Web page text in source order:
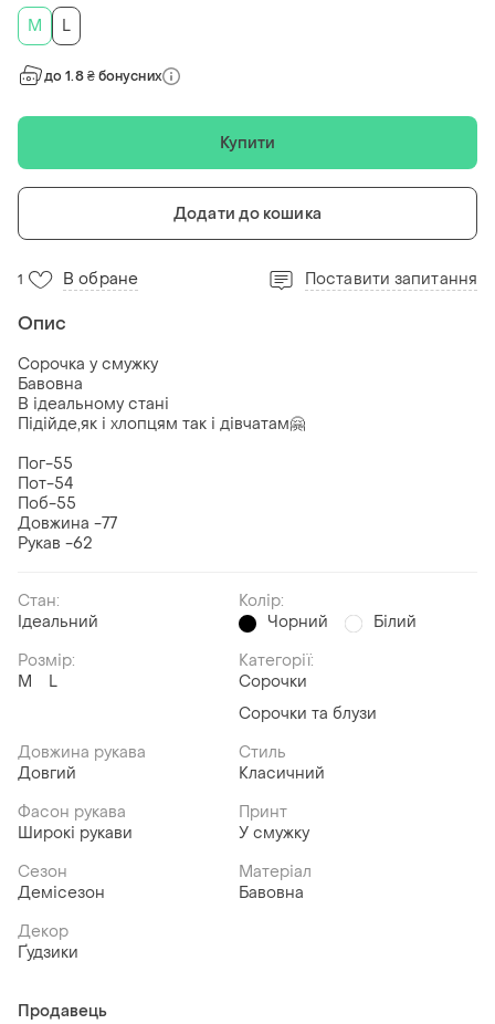
M
L
до 1.8 ₴ бонусних
Купити
Додати до кошика
1 В обране Поставити запитання
Опис
Сорочка у смужку
Бавовна
В ідеальному стані
Підійде,як і хлопцям так і дівчатам🤗
Пог-55
Пот-54
Поб-55
Довжина -77
Рукав -62
Стан:
Ідеальний
Колір:
Чорний
Білий
Розмір:
M
L
Категорії:
Сорочки
Сорочки та блузи
Довжина рукава
Довгий
Стиль
Класичний
Фасон рукава
Широкі рукави
Принт
У смужку
Сезон
Демісезон
Матеріал
Бавовна
Декор
Ґудзики
Продавець